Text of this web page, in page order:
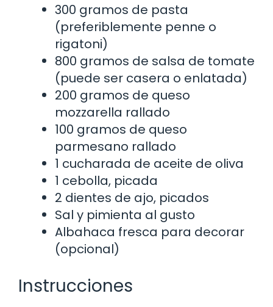
300 gramos de pasta
(preferiblemente penne o
rigatoni)
800 gramos de salsa de tomate
(puede ser casera o enlatada)
200 gramos de queso
mozzarella rallado
100 gramos de queso
parmesano rallado
1 cucharada de aceite de oliva
1 cebolla, picada
2 dientes de ajo, picados
Sal y pimienta al gusto
Albahaca fresca para decorar
(opcional)
Instrucciones